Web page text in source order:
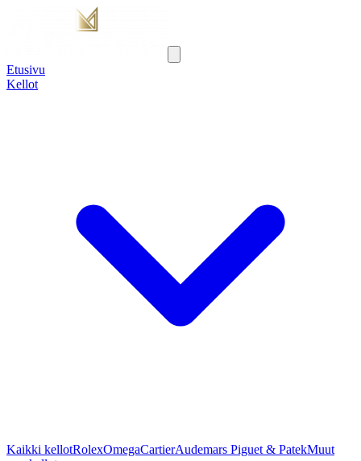
Etusivu
Kellot
Kaikki kellotRolexOmegaCartierAudemars Piguet & PatekMuut